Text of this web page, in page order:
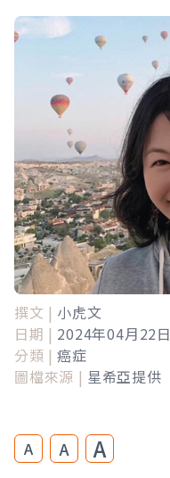
撰文 | 小虎文
日期 | 2024年04月22日
分類 | 癌症
圖檔來源 | 星希亞提供
A A A